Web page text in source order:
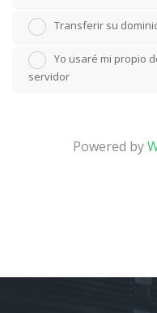
Transferir su
Yo usaré mi propio
servidor
Powered by